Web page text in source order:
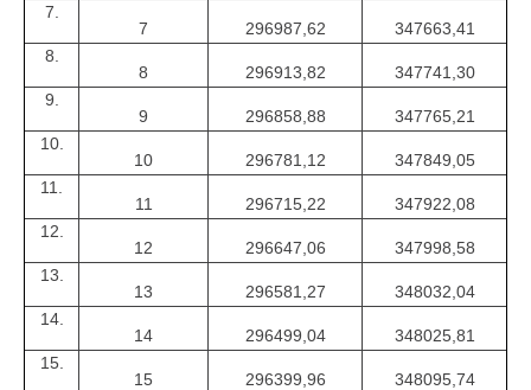
7.
7
296987,62
347663,41
8.
8
296913,82
347741,30
9.
9
296858,88
347765,21
10.
10
296781,12
347849,05
11.
11
296715,22
347922,08
12.
12
296647,06
347998,58
13.
13
296581,27
348032,04
14.
14
296499,04
348025,81
15.
15
296399,96
348095,74